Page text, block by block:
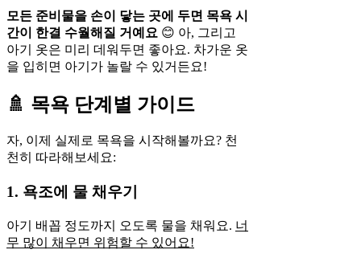
모든 준비물을 손이 닿는 곳에 두면 목욕 시
간이 한결 수월해질 거예요 😊 아, 그리고
아기 옷은 미리 데워두면 좋아요. 차가운 옷
을 입히면 아기가 놀랄 수 있거든요!
🚿 목욕 단계별 가이드
자, 이제 실제로 목욕을 시작해볼까요? 천
천히 따라해보세요:
1. 욕조에 물 채우기
아기 배꼽 정도까지 오도록 물을 채워요. 너
무 많이 채우면 위험할 수 있어요!